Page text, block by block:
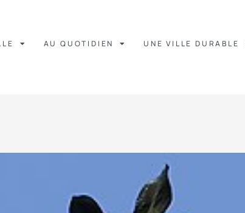
AU QUOTIDIEN UNE VILLE DURABLE